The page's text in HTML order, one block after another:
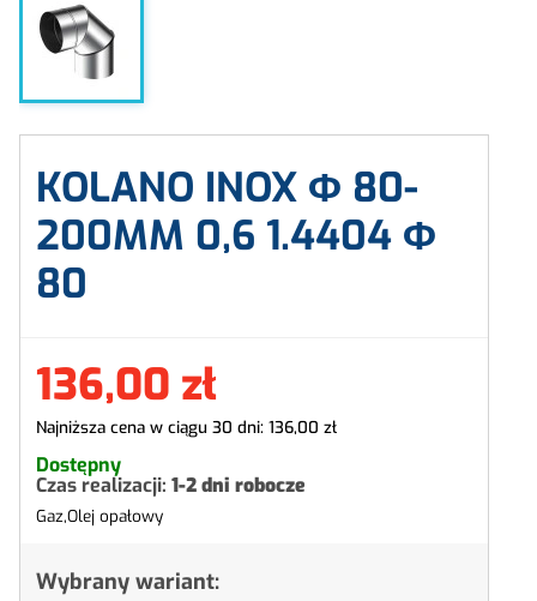
KOLANO INOX Φ 80-
200MM 0,6 1.4404 Φ
80
136,00 zł
Najniższa cena w ciągu 30 dni: 136,00 zł
Dostępny
Czas realizacji: 1-2 dni robocze
Gaz,Olej opałowy
Wybrany wariant: